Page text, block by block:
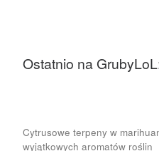
Ostatnio na
Cytrusowe terpeny w
wyjątkowych aromatów roślin